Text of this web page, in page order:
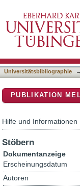
Validation of a
donor Liver
Universitätsbibliographie →
PUBLIKATION
Hilfe und Informationen
Stöbern
Dokumentanzeige
Erscheinungsdatum
Autoren